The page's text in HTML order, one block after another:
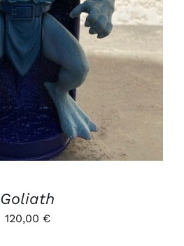
Goliath
120,00 €